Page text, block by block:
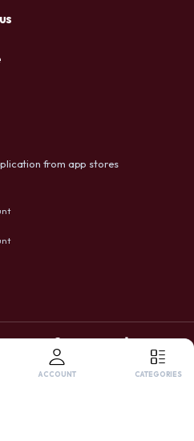
from app stores
Whatsapp
ACCOUNT CATEGORIES